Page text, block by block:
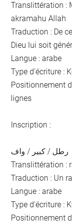
Translittération :
akramahu Allah
Traduction : De
Dieu lui soit
Langue : arabe
Type d'écriture :
Positionnement
lignes
Inscription :
رطل / كبير / واف
Translittération :
Traduction : Un
Langue : arabe
Type d'écriture :
Positionnement